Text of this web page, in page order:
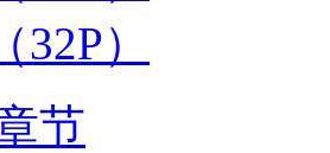
（32P）
节